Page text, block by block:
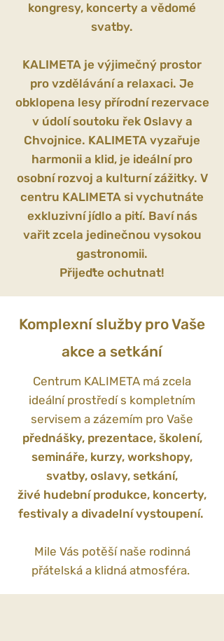
kongresy, koncerty a vědomé
svatby.
KALIMETA je výjimečný prostor
pro vzdělávání a relaxaci. Je
obklopena lesy přírodní rezervace
v údolí soutoku řek Oslavy a
Chvojnice. KALIMETA vyzařuje
harmonii a klid, je ideální pro
osobní rozvoj a kulturní zážitky. V
centru KALIMETA si vychutnáte
exkluzivní jídlo a pití. Baví nás
vařit zcela jedinečnou vysokou
gastronomii.
Přijeďte ochutnat!
Komplexní služby pro Vaše
akce a setkání
Centrum KALIMETA má zcela
ideální prostředí s kompletním
servisem a zázemím pro Vaše
přednášky, prezentace, školení,
semináře, kurzy, workshopy,
svatby, oslavy, setkání,
živé hudební produkce, koncerty,
festivaly a divadelní vystoupení.
Mile Vás potěší naše rodinná
přátelská a klidná atmosféra.